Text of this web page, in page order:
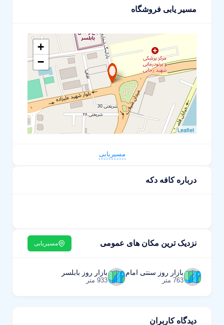
مسیر یابی فروشگاه
+
−
Leaflet
مسیریابی
درباره کافه دکه
نزدیک ترین مکان های عمومی مسیریابی
بازار روز سنتی امام
763 متر
بازار روز بابلسر
933 متر
دیدگاه کاربران